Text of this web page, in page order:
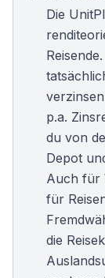
Die
p.a.
du von
Depot
Auch für
für
die